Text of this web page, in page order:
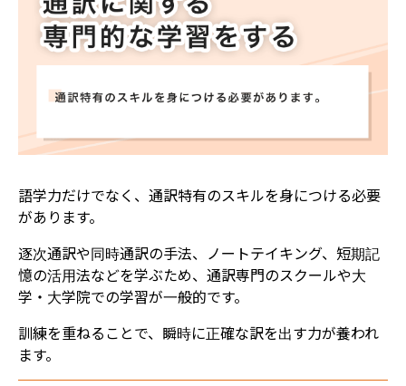
語学力だけでなく、通訳特有のスキルを身につける必要
があります。
逐次通訳や同時通訳の手法、ノートテイキング、短期記
憶の活用法などを学ぶため、通訳専門のスクールや大
学・大学院での学習が一般的です。
訓練を重ねることで、瞬時に正確な訳を出す力が養われ
ます。